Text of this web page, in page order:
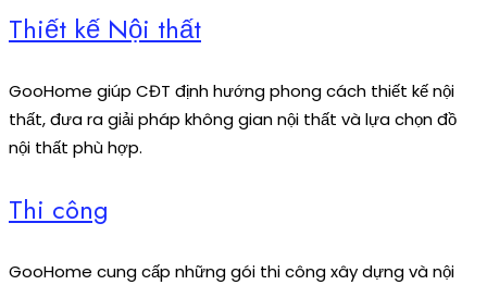
Thiết kế Nội thất
GooHome giúp CĐT định hướng phong cách thiết kế nội
thất, đưa ra giải pháp không gian nội thất và lựa chọn đồ
nội thất phù hợp.
Thi công
GooHome cung cấp những gói thi công xây dựng và nội